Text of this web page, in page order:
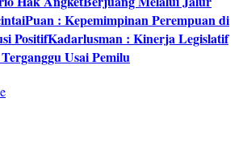
Puan : Kepemimpinan Perempuan di
PositifKadarlusman : Kinerja Legislatif
Usai Pemilu
dan Terkini